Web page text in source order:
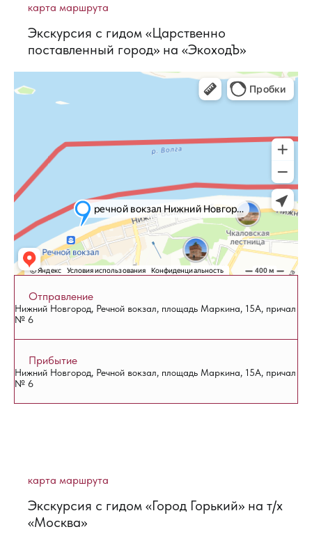
карта маршрута
Экскурсия с гидом «Царственно
поставленный город» на «ЭкоходЪ»
Отправление
Нижний Новгород, Речной вокзал, площадь Маркина, 15А, причал
№ 6
Прибытие
Нижний Новгород, Речной вокзал, площадь Маркина, 15А, причал
№ 6
карта маршрута
Экскурсия с гидом «Город Горький» на т/х
«Москва»